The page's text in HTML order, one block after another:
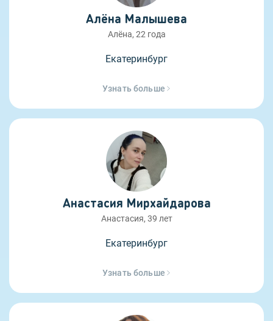
Алёна Малышева
Алёна, 22 года
Екатеринбург
Узнать больше
Анастасия Мирхайдарова
Анастасия, 39 лет
Екатеринбург
Узнать больше